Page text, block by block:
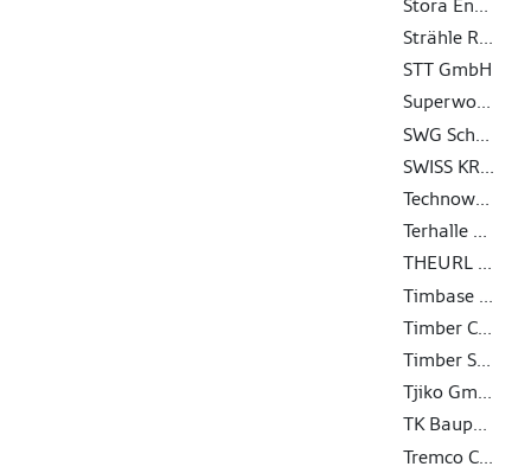
Strähle Raum-Systeme GmbH
STT GmbH
Superwood A/S
SWG Schraubenwerk Gaisbach GmbH
SWISS KRONO TEX GmbH & Co. KG
Technowood AG
Terhalle Holzbau GmbH
THEURL HOLZ ASSLING GMBH
Timbase Schweiz AG
Timber Concept GmbH
Timber Structures 3.0 AG
Tjiko GmbH
TK Baupartner GmbH
Tremco CPG Germany GmbH